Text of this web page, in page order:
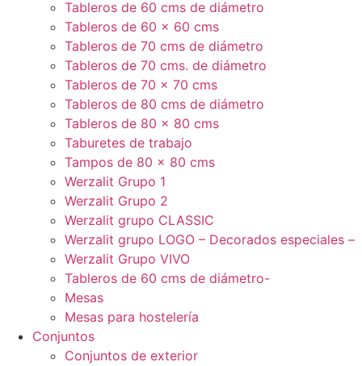
Tableros de 60 cms de diámetro
Tableros de 60 x 60 cms
Tableros de 70 cms de diámetro
Tableros de 70 cms. de diámetro
Tableros de 70 x 70 cms
Tableros de 80 cms de diámetro
Tableros de 80 x 80 cms
Taburetes de trabajo
Tampos de 80 x 80 cms
Werzalit Grupo 1
Werzalit Grupo 2
Werzalit grupo CLASSIC
Werzalit grupo LOGO – Decorados especiales –
Werzalit Grupo VIVO
Tableros de 60 cms de diámetro-
Mesas
Mesas para hostelería
Conjuntos
Conjuntos de exterior